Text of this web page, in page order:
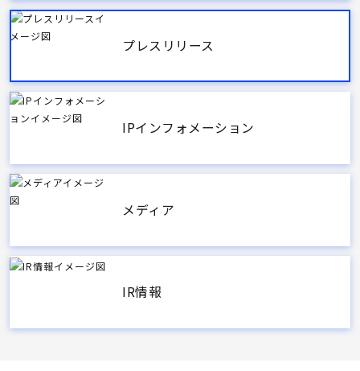
プレスリリース
IPインフォメーション
メディア
IR情報